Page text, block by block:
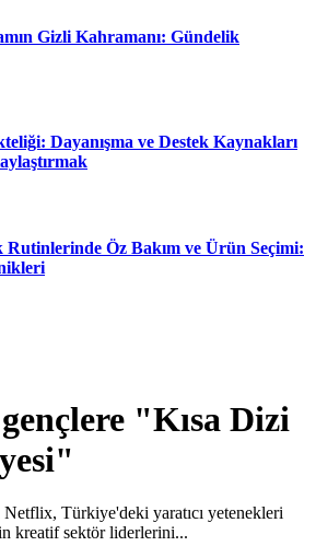
Gizli Kahramanı: Gündelik
Dayanışma ve Destek Kaynakları
Rutinlerinde Öz Bakım ve Ürün Seçimi:
"Kısa Dizi
Türkiye'deki yaratıcı yetenekleri
kreatif sektör liderlerini...